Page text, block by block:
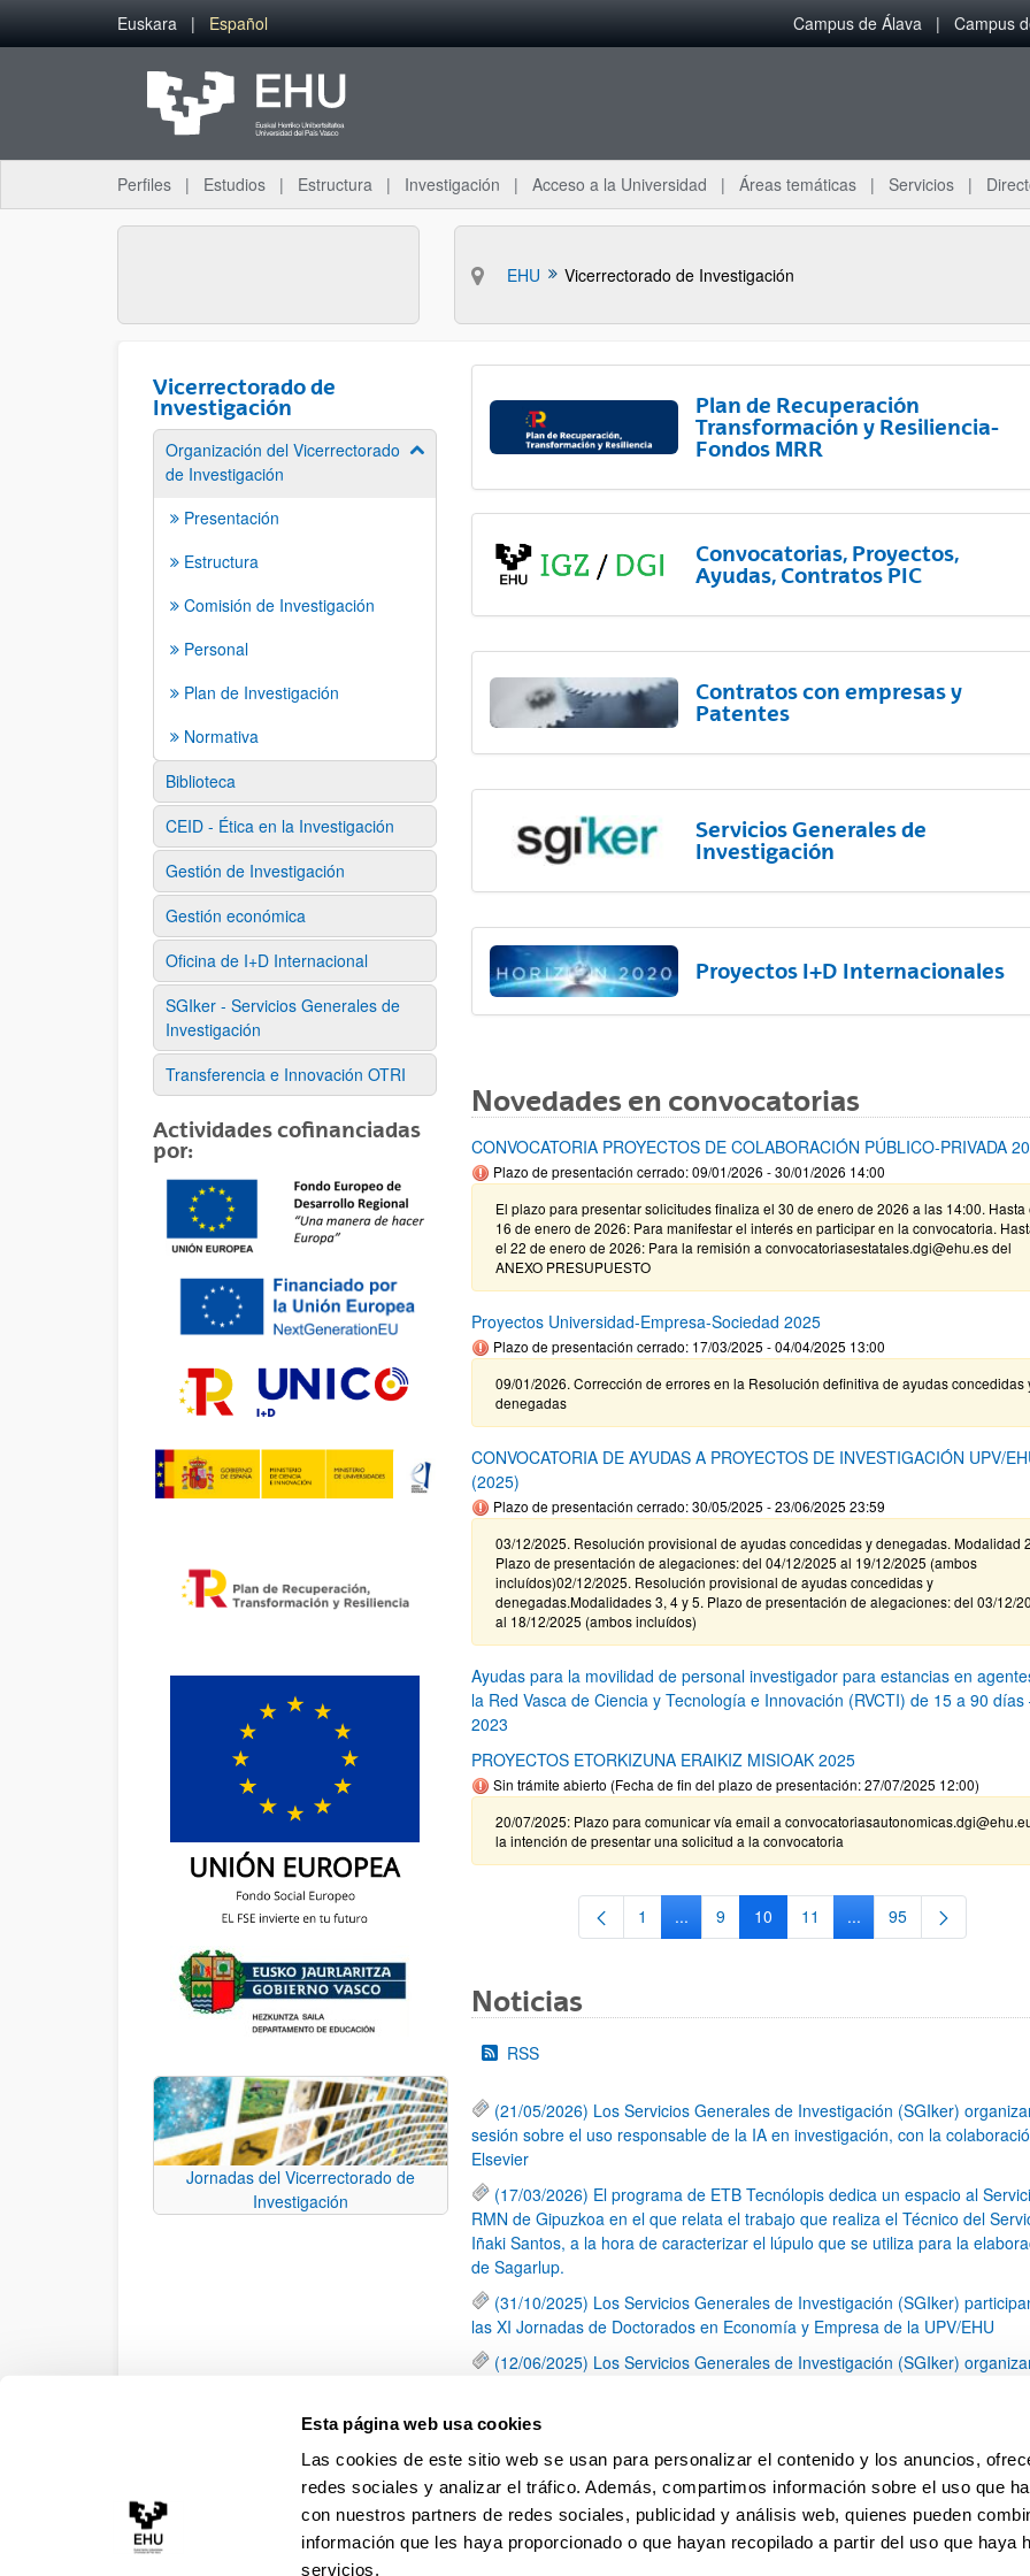
Esta página web usa cookies
Las cookies de este sitio web se usan para personalizar el contenido y los anuncios,
redes sociales y analizar el tráfico. Además, compartimos información sobre el uso que
con nuestros partners de redes sociales, publicidad y análisis web, quienes pueden
información que les haya proporcionado o que hayan recopilado a partir del uso que haya
servicios.
Saltar al contenido principal
Euskara Español Campus de Álava Campus
Perfiles Estudios Estructura Investigación Acceso a la Universidad Áreas temáticas Servicios
EHU Vicerrectorado de Investigación
Vicerrectorado de
Investigación
Organización del Vicerrectorado
de Investigación
Mostrar/ocultar subpáginas
Presentación
Estructura
Comisión de Investigación
Personal
Plan de Investigación
Normativa
Biblioteca
CEID - Ética en la Investigación
Gestión de Investigación
Gestión económica
Oficina de I+D Internacional
SGIker - Servicios Generales de
Investigación
Transferencia e Innovación OTRI
Actividades cofinanciadas
por:
Jornadas del Vicerrectorado de
Investigación
Plan de Recuperación
Transformación y Resiliencia-
Fondos MRR
Convocatorias, Proyectos,
Ayudas, Contratos PIC
Contratos con empresas y
Patentes
Servicios Generales de
Investigación
Proyectos I+D Internacionales
Novedades en convocatorias
CONVOCATORIA PROYECTOS DE COLABORACIÓN PÚBLICO-PRIVADA
Plazo de presentación cerrado: 09/01/2026 - 30/01/2026 14:00
El plazo para presentar solicitudes finaliza el 30 de enero de 2026 a las 14:00. Hasta
16 de enero de 2026: Para manifestar el interés en participar en la convocatoria.
el 22 de enero de 2026: Para la remisión a convocatoriasestatales.dgi@ehu.es del
ANEXO PRESUPUESTO
Proyectos Universidad-Empresa-Sociedad 2025
Plazo de presentación cerrado: 17/03/2025 - 04/04/2025 13:00
09/01/2026. Corrección de errores en la Resolución definitiva de ayudas concedidas
denegadas
CONVOCATORIA DE AYUDAS A PROYECTOS DE INVESTIGACIÓN UPV/
(2025)
Plazo de presentación cerrado: 30/05/2025 - 23/06/2025 23:59
03/12/2025. Resolución provisional de ayudas concedidas y denegadas. Modalidad
Plazo de presentación de alegaciones: del 04/12/2025 al 19/12/2025 (ambos
incluídos)02/12/2025. Resolución provisional de ayudas concedidas y
denegadas.Modalidades 3, 4 y 5. Plazo de presentación de alegaciones: del 03/12/
al 18/12/2025 (ambos incluídos)
Ayudas para la movilidad de personal investigador para estancias en
la Red Vasca de Ciencia y Tecnología e Innovación (RVCTI) de 15 a 90 días
2023
PROYECTOS ETORKIZUNA ERAIKIZ MISIOAK 2025
Sin trámite abierto (Fecha de fin del plazo de presentación: 27/07/2025 12:00)
20/07/2025: Plazo para comunicar vía email a
la intención de presentar una solicitud a la convocatoria
Página
1 ...Páginas intermedias Use TAB para desplazarse.
Página
9 Página
10 Página
11 ...Páginas intermedias
Página
95
Noticias
RSS
(21/05/2026) Los Servicios Generales de Investigación (SGIker)
sesión sobre el uso responsable de la IA en investigación, con la
Elsevier
(17/03/2026) El programa de ETB Tecnólopis dedica un espacio al
RMN de Gipuzkoa en el que relata el trabajo que realiza el Técnico del
Iñaki Santos, a la hora de caracterizar el lúpulo que se utiliza para la
de Sagarlup.
(31/10/2025) Los Servicios Generales de Investigación (SGIker)
las XI Jornadas de Doctorados en Economía y Empresa de la UPV/EHU
(12/06/2025) Los Servicios Generales de Investigación (SGIker)
una caracterización química de dos variedades de lúpulo silvestre
Página
1 Página
2 Página
3 ...
Páginas intermedias Use TAB
Página
79